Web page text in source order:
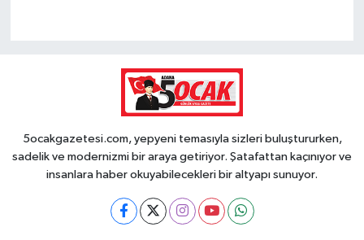
5ocakgazetesi.com, yepyeni temasıyla sizleri buluştururken,
sadelik ve modernizmi bir araya getiriyor. Şatafattan kaçınıyor ve
insanlara haber okuyabilecekleri bir altyapı sunuyor.